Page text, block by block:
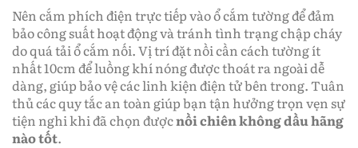
Nên cắm phích điện trực tiếp vào ổ cắm tường để đảm
bảo công suất hoạt động và tránh tình trạng chập cháy
do quá tải ổ cắm nối. Vị trí đặt nồi cần cách tường ít
nhất 10cm để luồng khí nóng được thoát ra ngoài dễ
dàng, giúp bảo vệ các linh kiện điện tử bên trong. Tuân
thủ các quy tắc an toàn giúp bạn tận hưởng trọn vẹn sự
tiện nghi khi đã chọn đượcnồi chiên không dầu hãng
nào tốt.